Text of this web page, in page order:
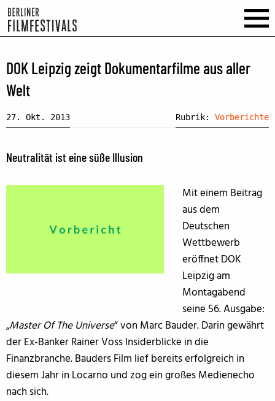
DOK Leipzig zeigt Dokumentarfilme aus aller
Welt
27. Okt. 2013 Rubrik: Vorberichte
Neutralität ist eine süße Illusion
Mit einem Beitrag
aus dem
Deutschen
Wettbewerb
eröffnet DOK
Leipzig am
Montagabend
seine 56. Ausgabe:
„Master Of The Universe“ von Marc Bauder. Darin gewährt
der Ex-Banker Rainer Voss Insiderblicke in die
Finanzbranche. Bauders Film lief bereits erfolgreich in
diesem Jahr in Locarno und zog ein großes Medienecho
nach sich.